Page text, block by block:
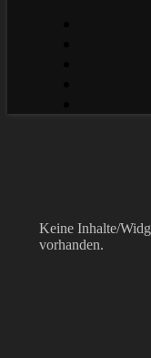
Keine Inhalte/
vorhanden.